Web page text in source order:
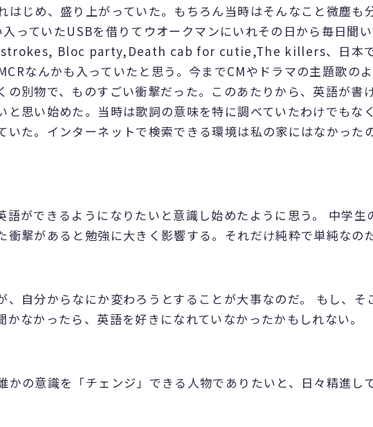
はじめ、盛り上がっていた。もちろん当時はそんなこと微塵も
っていたUSBを借りてウオークマンにいれその日から毎日聞
Bloc party,Death cab for cutie,The killers、日本
なんかも入っていたと思う。今までCMやドラマの主題歌の
の別物で、ものすごい衝撃だった。このあたりから、英語が書
と思い始めた。当時は歌詞の意味を特に調べていたわけでもな
いた。インターネットで検索できる環境は私の家にはなかった
語ができるようになりたいと意識し始めたように思う。 中学生
衝撃があると勉強に大きく影響する。それだけ純粋で単純なの
、自分からなにか変わろうとすることが大事なのだ。 もし、そ
かなかったら、英語を好きになれていなかったかもしれない。
かの意識を「チェンジ」できる人物でありたいと、日々精進し